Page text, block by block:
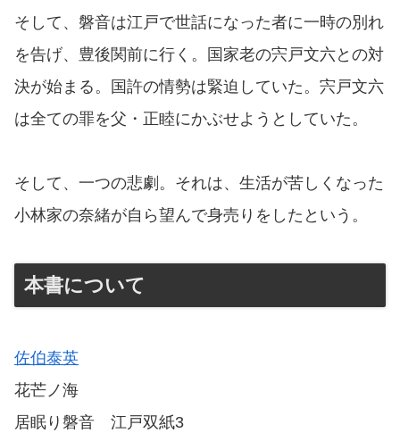
そして、磐音は江戸で世話になった者に一時の別れ
を告げ、豊後関前に行く。国家老の宍戸文六との対
決が始まる。国許の情勢は緊迫していた。宍戸文六
は全ての罪を父・正睦にかぶせようとしていた。
そして、一つの悲劇。それは、生活が苦しくなった
小林家の奈緒が自ら望んで身売りをしたという。
本書について
佐伯泰英
花芒ノ海
居眠り磐音 江戸双紙3